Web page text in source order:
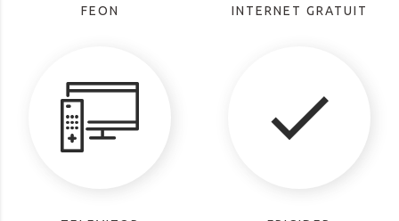
FEON INTERNET GRATUIT